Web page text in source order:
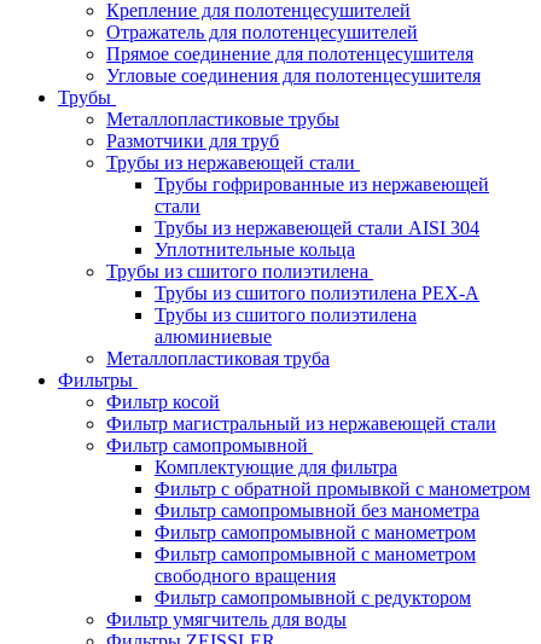
Крепление для полотенцесушителей
Отражатель для полотенцесушителей
Прямое соединение для полотенцесушителя
Угловые соединения для полотенцесушителя
Трубы
Металлопластиковые трубы
Размотчики для труб
Трубы из нержавеющей стали
Трубы гофрированные из нержавеющей
стали
Трубы из нержавеющей стали AISI 304
Уплотнительные кольца
Трубы из сшитого полиэтилена
Трубы из сшитого полиэтилена PEX-A
Трубы из сшитого полиэтилена
алюминиевые
Металлопластиковая труба
Фильтры
Фильтр косой
Фильтр магистральный из нержавеющей стали
Фильтр самопромывной
Комплектующие для фильтра
Фильтр с обратной промывкой c манометром
Фильтр самопромывной без манометра
Фильтр самопромывной с манометром
Фильтр самопромывной с манометром
свободного вращения
Фильтр самопромывной с редуктором
Фильтр умягчитель для воды